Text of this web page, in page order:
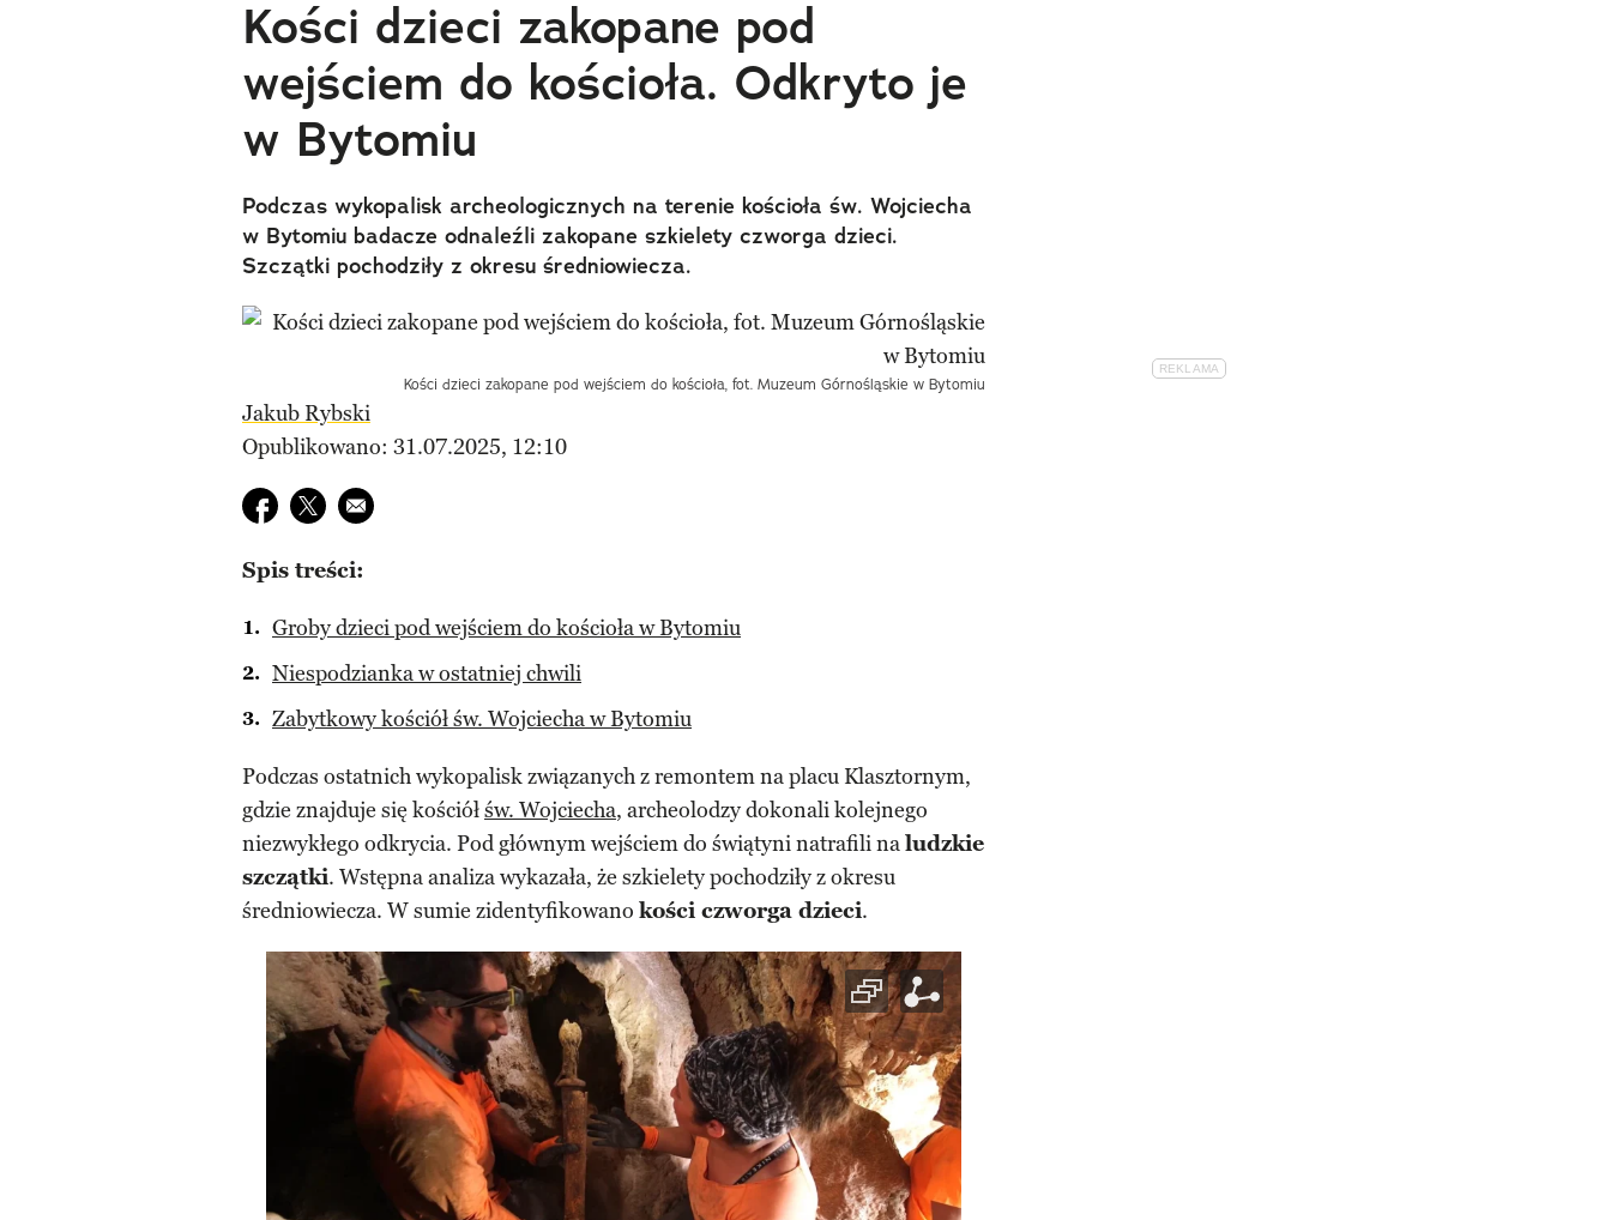
Kości dzieci zakopane pod
wejściem do kościoła. Odkryto je
w Bytomiu
Podczas wykopalisk archeologicznych na terenie kościoła św. Wojciecha
w Bytomiu badacze odnaleźli zakopane szkielety czworga dzieci.
Szczątki pochodziły z okresu średniowiecza.
Kości dzieci zakopane pod wejściem do kościoła, fot. Muzeum Górnośląskie w Bytomiu
Jakub Rybski
Opublikowano: 31.07.2025, 12:10
Udostępnij na facebook
Udostępnij na twitter
E-mail do przyjaciela
Spis treści:
Groby dzieci pod wejściem do kościoła w Bytomiu
Niespodzianka w ostatniej chwili
Zabytkowy kościół św. Wojciecha w Bytomiu
Podczas ostatnich wykopalisk związanych z remontem na placu Klasztornym,
gdzie znajduje się kościółśw. Wojciecha, archeolodzy dokonali kolejnego
niezwykłego odkrycia. Pod głównym wejściem do świątyni natrafili naludzkie
szczątki. Wstępna analiza wykazała, że szkielety pochodziły z okresu
średniowiecza. W sumie zidentyfikowano kości czworga dzieci.